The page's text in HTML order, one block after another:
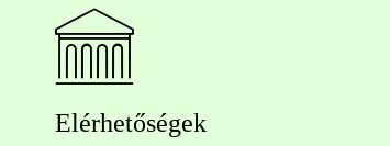
Elérhetőségek